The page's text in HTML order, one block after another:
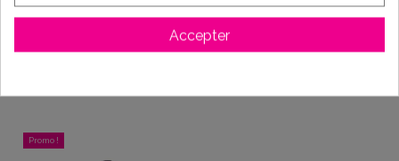
Coffret Aquaprimo
Lampe LED 30W
Promo !
Accepter